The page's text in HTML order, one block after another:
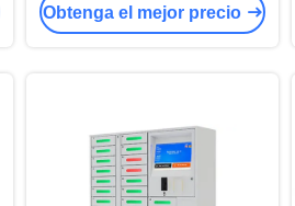
acero con lector de tarjetas de
Obtenga el mejor precio